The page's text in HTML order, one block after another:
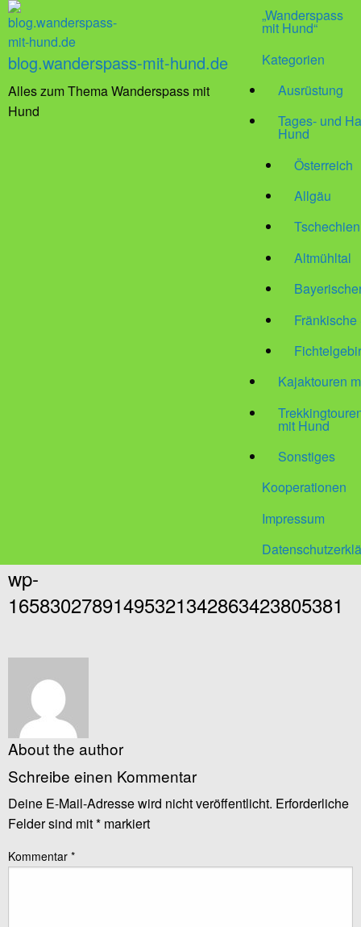
blog.wanderspass-mit-hund.de
Alles zum Thema Wanderspass mit
Hund
„Wanderspass
mit Hund“
Kategorien
Ausrüstung
Tages- und
Hund
Österreich
Allgäu
Tschechien
Altmühltal
Kajaktouren
mit Hund
Sonstiges
Kooperationen
Impressum
wp-
16583027891495321342863423805381
About the author
Schreibe einen Kommentar
Deine E-Mail-Adresse wird nicht veröffentlicht. Erforderliche
Felder sind mit* markiert
Kommentar *